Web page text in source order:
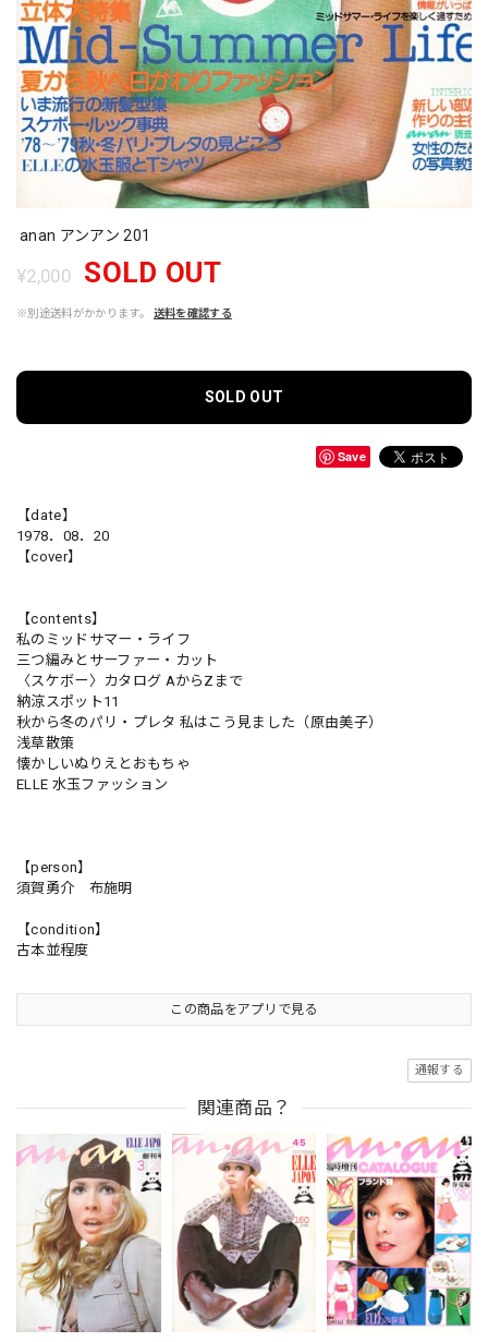
anan アンアン 201
¥2,000 SOLD OUT
※別途送料がかかります。 送料を確認する
SOLD OUT
Save
【date】
1978．08．20
【cover】
【contents】
私のミッドサマー・ライフ
三つ編みとサーファー・カット
〈スケボー〉カタログ AからZまで
納涼スポット11
秋から冬のパリ・プレタ 私はこう見ました（原由美子）
浅草散策
懐かしいぬりえとおもちゃ
ELLE 水玉ファッション
【person】
須賀勇介 布施明
【condition】
古本並程度
この商品をアプリで見る
通報する
関連商品？